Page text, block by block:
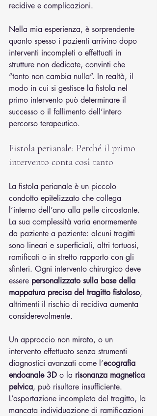
recidive e complicazioni.
Nella mia esperienza, è sorprendente
quanto spesso i pazienti arrivino dopo
interventi incompleti o effettuati in
strutture non dedicate, convinti che
“tanto non cambia nulla”. In realtà, il
modo in cui si gestisce la fistola nel
primo intervento può determinare il
successo o il fallimento dell’intero
percorso terapeutico.
Fistola perianale: Perché il primo
intervento conta così tanto
La fistola perianale è un piccolo
condotto epitelizzato che collega
l’interno dell’ano alla pelle circostante.
La sua complessità varia enormemente
da paziente a paziente: alcuni tragitti
sono lineari e superficiali, altri tortuosi,
ramificati o in stretto rapporto con gli
sfinteri. Ogni intervento chirurgico deve
essere personalizzato sulla base della
mappatura precisa del tragitto fistoloso,
altrimenti il rischio di recidiva aumenta
considerevolmente.
Un approccio non mirato, o un
intervento effettuato senza strumenti
diagnostici avanzati come l’ecografia
endoanale 3D o la risonanza magnetica
pelvica, può risultare insufficiente.
L’asportazione incompleta del tragitto, la
mancata individuazione di ramificazioni